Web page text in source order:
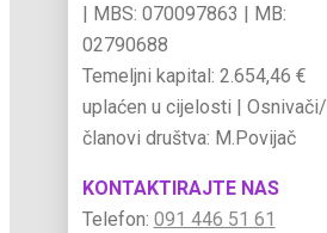
| MBS: 070097863 | MB:
02790688
Temeljni kapital: 2.654,46 €
uplaćen u cijelosti | Osnivači/
članovi društva: M.Povijač
KONTAKTIRAJTE NAS
Telefon: ​ 091 446 51 61